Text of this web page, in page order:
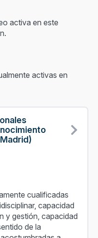
activa en este
activas en
cualificadas
capacidad
y gestión, capacidad
de la